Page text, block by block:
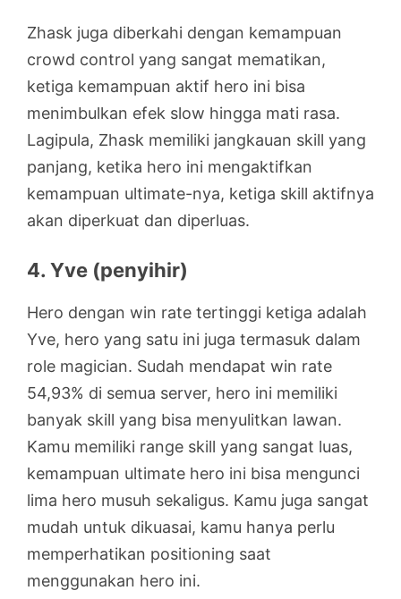
Zhask juga diberkahi dengan kemampuan
crowd control yang sangat mematikan,
ketiga kemampuan aktif hero ini bisa
menimbulkan efek slow hingga mati rasa.
Lagipula, Zhask memiliki jangkauan skill yang
panjang, ketika hero ini mengaktifkan
kemampuan ultimate-nya, ketiga skill aktifnya
akan diperkuat dan diperluas.
4. Yve (penyihir)
Hero dengan win rate tertinggi ketiga adalah
Yve, hero yang satu ini juga termasuk dalam
role magician. Sudah mendapat win rate
54,93% di semua server, hero ini memiliki
banyak skill yang bisa menyulitkan lawan.
Kamu memiliki range skill yang sangat luas,
kemampuan ultimate hero ini bisa mengunci
lima hero musuh sekaligus. Kamu juga sangat
mudah untuk dikuasai, kamu hanya perlu
memperhatikan positioning saat
menggunakan hero ini.